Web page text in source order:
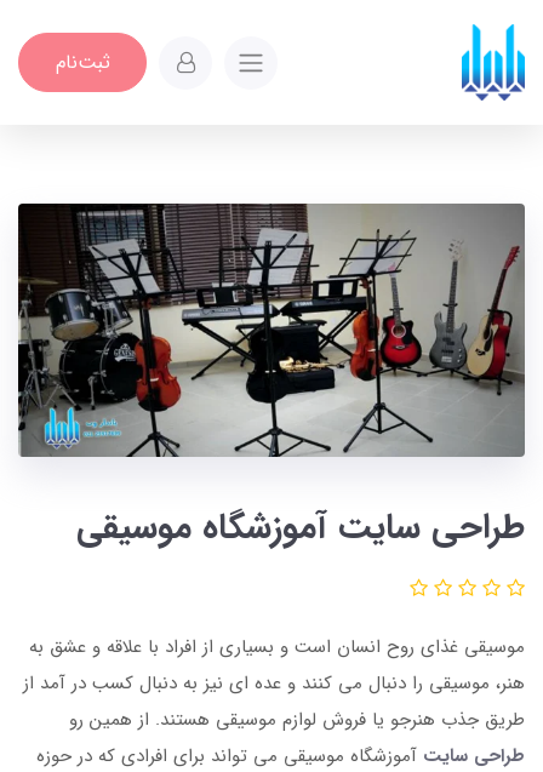
ثبت‌نام
طراحی سایت آموزشگاه موسیقی
موسیقی غذای روح انسان است و بسیاری از افراد با علاقه و عشق به
هنر، موسیقی را دنبال می کنند و عده ای نیز به دنبال کسب در آمد از
طریق جذب هنرجو یا فروش لوازم موسیقی هستند. از همین رو
طراحی سایت آموزشگاه موسیقی می تواند برای افرادی که در حوزه